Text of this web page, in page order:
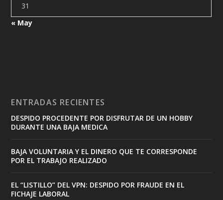
31
« May
ENTRADAS RECIENTES
DESPIDO PROCEDENTE POR DISFRUTAR DE UN HOBBY
DURANTE UNA BAJA MEDICA
BAJA VOLUNTARIA Y EL DINERO QUE TE CORRESPONDE
POR EL TRABAJO REALIZADO
EL “LISTILLO” DEL VPN: DESPIDO POR FRAUDE EN EL
FICHAJE LABORAL